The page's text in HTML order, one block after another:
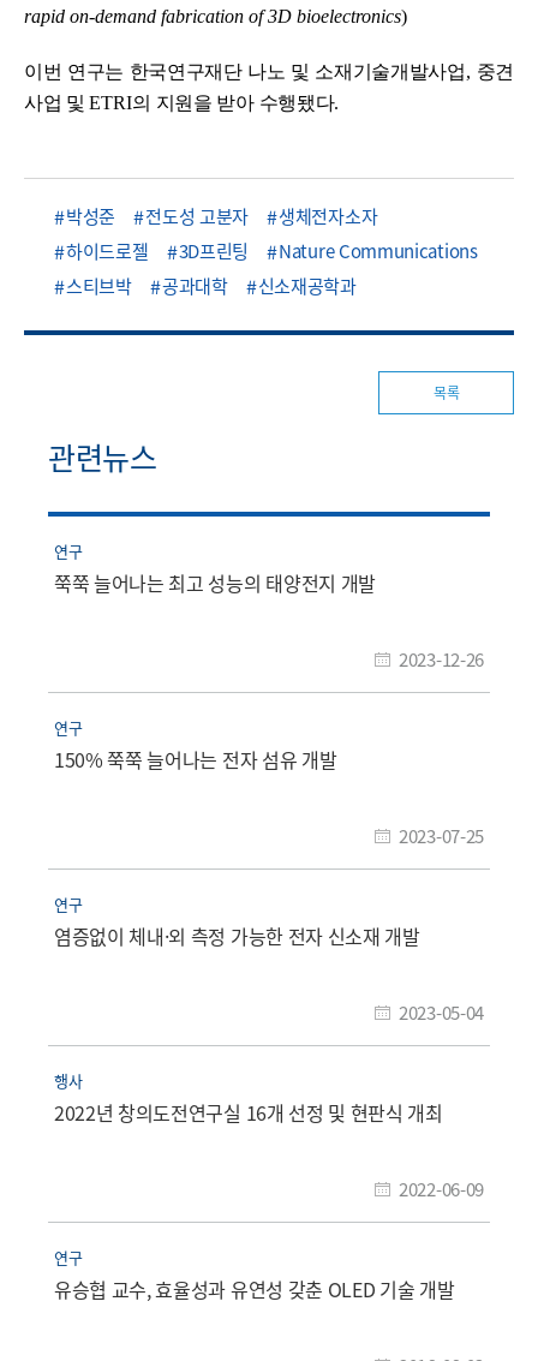
rapid on-demand fabrication of 3D bioelectronics)
이번 연구는 한국연구재단 나노 및 소재기술개발사업, 중견
사업 및ETRI의 지원을 받아 수행됐다.
박성준 전도성 고분자
생체전자소자
하이드로젤
3D프린팅
Nature Communications
스티브박
공과대학 신소재공학과
목록
관련뉴스
연구
쭉쭉 늘어나는 최고 성능의 태양전지 개발
2023-12-26
연구
150% 쭉쭉 늘어나는 전자 섬유 개발
2023-07-25
연구
염증없이 체내·외 측정 가능한 전자 신소재 개발
2023-05-04
행사
2022년 창의도전연구실 16개 선정 및 현판식 개최
2022-06-09
연구
유승협 교수, 효율성과 유연성 갖춘 OLED 기술 개발